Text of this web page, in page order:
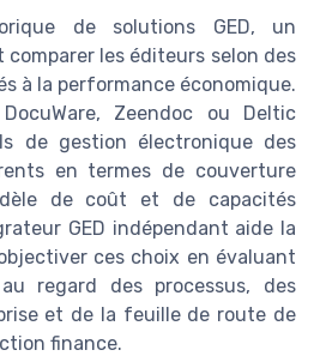
de solutions GED, un
les éditeurs selon des
à la performance économique.
Zeendoc ou Deltic
de gestion électronique des
en termes de couverture
de coût et de capacités
GED indépendant aide la
ces choix en évaluant
regard des processus, des
et de la feuille de route de
finance.